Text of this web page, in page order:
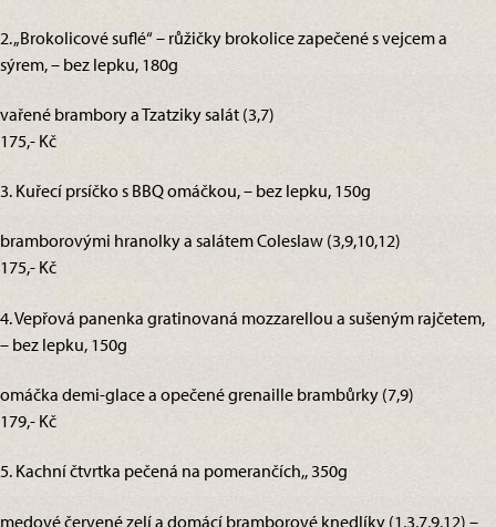
2. „Brokolicové suflé“ – růžičky brokolice zapečené s vejcem a
sýrem, – bez lepku, 180g
vařené brambory a Tzatziky salát (3,7)
175,- Kč
3. Kuřecí prsíčko s BBQ omáčkou, – bez lepku, 150g
bramborovými hranolky a salátem Coleslaw (3,9,10,12)
175,- Kč
4. Vepřová panenka gratinovaná mozzarellou a sušeným rajčetem,
– bez lepku, 150g
omáčka demi-glace a opečené grenaille brambůrky (7,9)
179,- Kč
5. Kachní čtvrtka pečená na pomerančích,, 350g
medové červené zelí a domácí bramborové knedlíky (1,3,7,9,12) –